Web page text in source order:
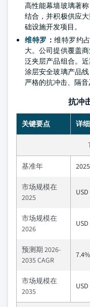
高性能幕墙玻璃著
结合，并积极供应
础设施开发项目。
维特罗 ：维特罗约
大。公司提供覆盖
泛夹层产品组合。
涂层安全玻璃产品
严格的抗冲击、隔音
抗冲
关键要点 详
基准年 2025
市场规模在
2025
市场规模在
2026
预测期 2026-
2035 CAGR
7.4%
市场规模在
2035